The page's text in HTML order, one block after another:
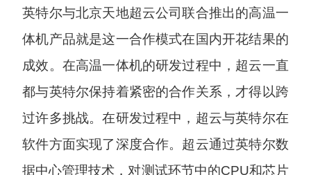
英特尔与北京天地超云公司联合推出的高温一
体机产品就是这一合作模式在国内开花结果的
成效。在高温一体机的研发过程中，超云一直
都与英特尔保持着紧密的合作关系，才得以跨
过许多挑战。在研发过程中，超云与英特尔在
软件方面实现了深度合作。超云通过英特尔数
据中心管理技术，对测试环节中的CPU和芯片